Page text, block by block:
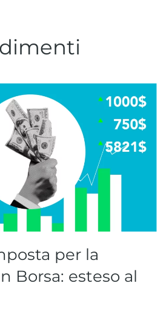
per la
Borsa: esteso al